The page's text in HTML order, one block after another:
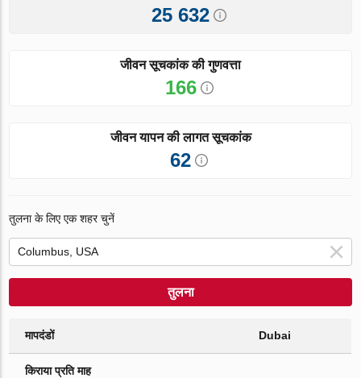
25 632
जीवन सूचकांक की गुणवत्ता
166
जीवन यापन की लागत सूचकांक
62
तुलना के लिए एक शहर चुनें
तुलना
मापदंडों Dubai
किराया प्रति माह